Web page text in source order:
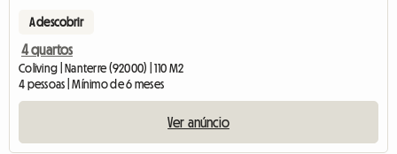
A descobrir
4 quartos
Coliving | Nanterre (92000) | 110 M2
4 pessoas | Mínimo de 6 meses
Ver anúncio